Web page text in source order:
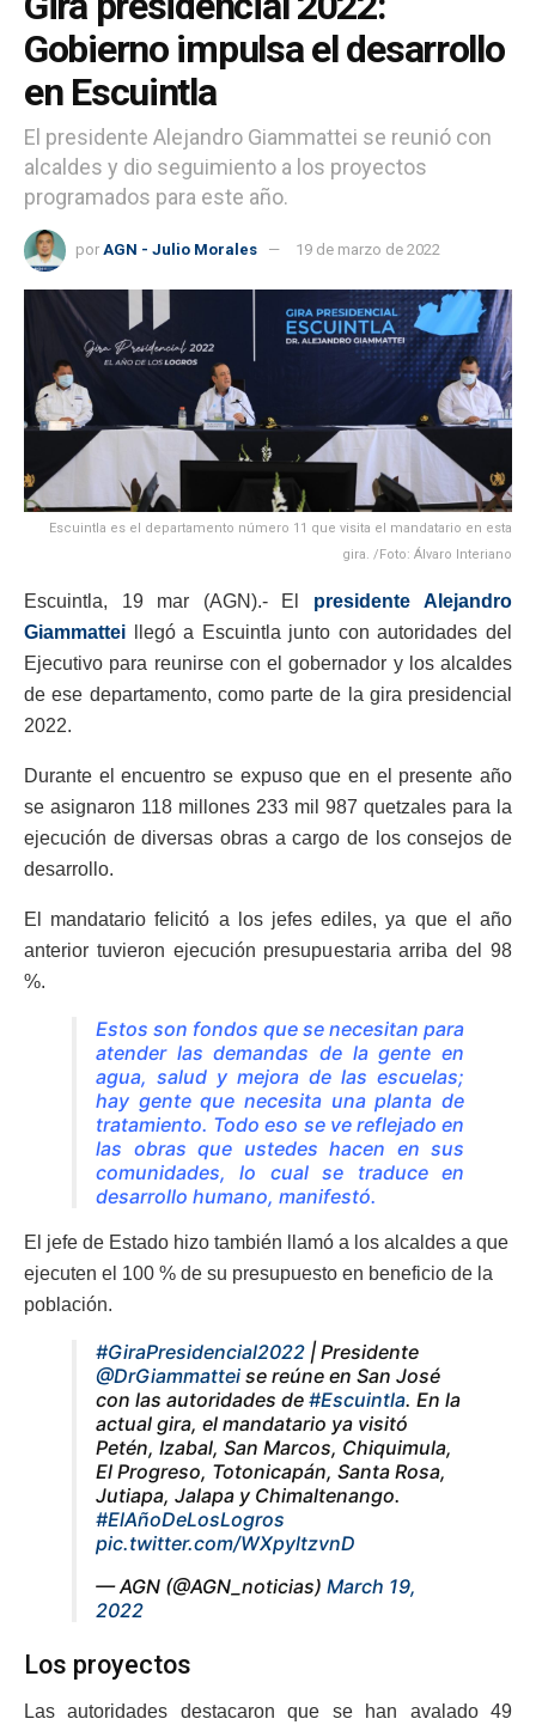
Gobierno impulsa el desarrollo
en Escuintla
El presidente Alejandro Giammattei se reunió con
alcaldes y dio seguimiento a los proyectos
programados para este año.
por AGN - Julio Morales 19 de marzo de 2022
Escuintla es el departamento número 11 que visita el mandatario en esta
gira. /Foto: Álvaro Interiano
Escuintla, 19 mar (AGN).- El presidente
Alejandro
Giammattei
llegó a Escuintla junto con autoridades del
Ejecutivo para reunirse con el gobernador y los alcaldes
de ese departamento, como parte de la gira presidencial
2022.
Durante el encuentro se expuso que en el presente año
se asignaron 118 millones 233 mil 987 quetzales para la
ejecución de diversas obras a cargo de los consejos de
desarrollo.
El mandatario felicitó a los jefes ediles, ya que el año
anterior tuvieron ejecución presupuestaria arriba del 98
%.
Estos son fondos que se necesitan para
atender las demandas de la gente en
agua, salud y mejora de las escuelas;
hay gente que necesita una planta de
tratamiento. Todo eso se ve reflejado en
las obras que ustedes hacen en sus
comunidades, lo cual se traduce en
desarrollo humano, manifestó.
El jefe de Estado hizo también llamó a los alcaldes a que
ejecuten el 100 % de su presupuesto en beneficio de la
población.
#GiraPresidencial2022 | Presidente
@DrGiammattei se reúne en San José
con las autoridades de #Escuintla. En la
actual gira, el mandatario ya visitó
Petén, Izabal, San Marcos, Chiquimula,
El Progreso, Totonicapán, Santa Rosa,
Jutiapa, Jalapa y Chimaltenango.
#ElAñoDeLosLogros
pic.twitter.com/WXpyltzvnD
— AGN (@AGN_noticias) March 19,
2022
Los proyectos
Las autoridades destacaron que se han avalado 49